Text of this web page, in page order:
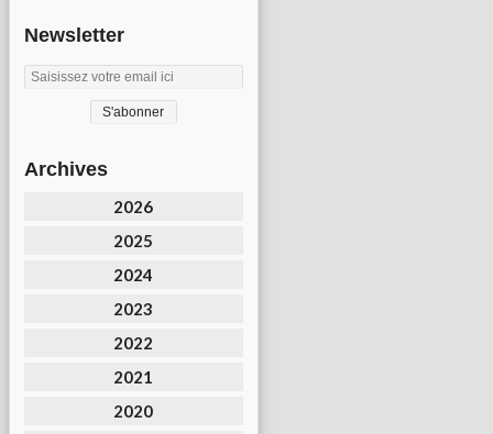
Newsletter
Archives
2026
2025
2024
2023
2022
2021
2020